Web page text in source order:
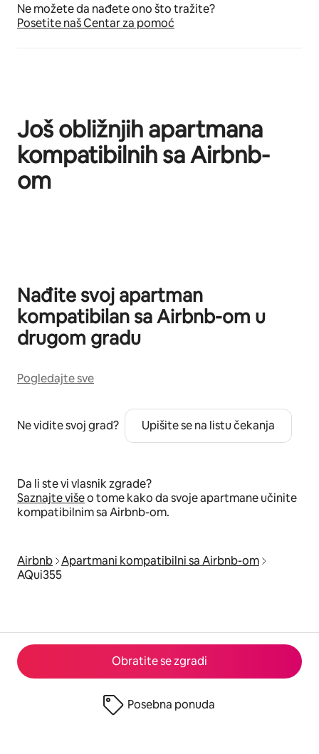
Obratite se zgradi
Posebna ponuda
Ne možete da nađete ono što tražite?
Posetite naš Centar za pomoć
Još obližnjih apartmana
kompatibilnih sa Airbnb-
om
Nađite svoj apartman
kompatibilan sa Airbnb-om u
drugom gradu
Pogledajte sve
Ne vidite svoj grad? Upišite se na listu čekanja
Da li ste vi vlasnik zgrade?
Saznajte višeo tome kako da svoje apartmane učinite
kompatibilnim sa Airbnb-om.
Airbnb Apartmani kompatibilni sa Airbnb-om
AQui355